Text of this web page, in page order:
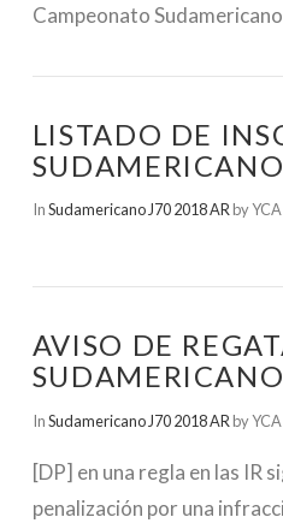
Campeonato
LISTADO DE
InSudamericano J70 2018 ARby YCA
AVISO DE
InSudamericano J70 2018 AR by YCA
[DP] en una regla en las IR
penalización por una